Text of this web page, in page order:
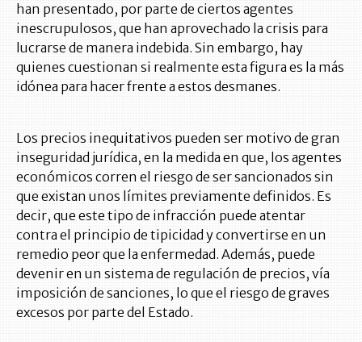
han presentado, por parte de ciertos agentes
inescrupulosos, que han aprovechado la crisis para
lucrarse de manera indebida. Sin embargo, hay
quienes cuestionan si realmente esta figura es la más
idónea para hacer frente a estos desmanes.
Los precios inequitativos pueden ser motivo de gran
inseguridad jurídica, en la medida en que, los agentes
económicos corren el riesgo de ser sancionados sin
que existan unos límites previamente definidos. Es
decir, que este tipo de infracción puede atentar
contra el principio de tipicidad y convertirse en un
remedio peor que la enfermedad. Además, puede
devenir en un sistema de regulación de precios, vía
imposición de sanciones, lo que el riesgo de graves
excesos por parte del Estado.